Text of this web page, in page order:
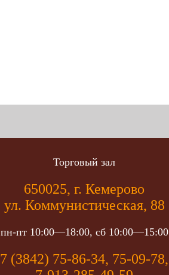
Торговый зал
650025, г. Кемерово
ул. Коммунистическая, 88
пн-пт 10:00—18:00, сб 10:00—15:00
7 (3842) 75-86-34, 75-09-78,